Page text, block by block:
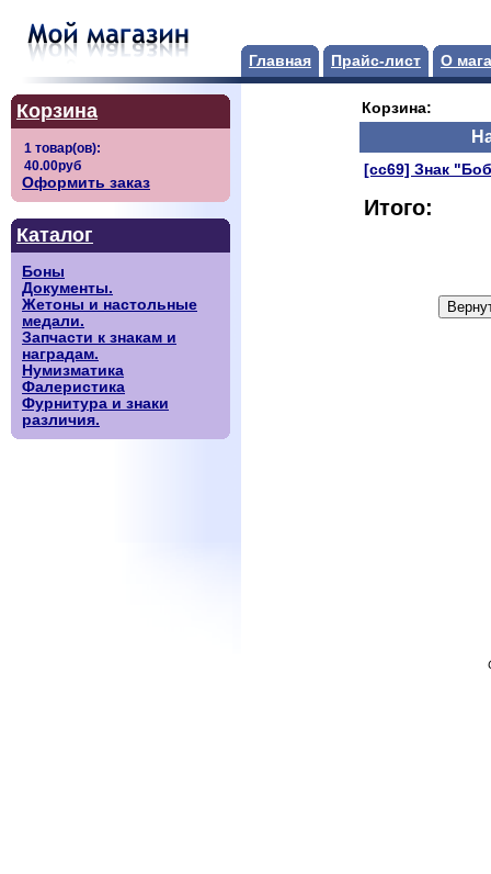
Главная Прайс-лист О
Корзина
Оформить заказ
Каталог
Боны
Документы.
Жетоны и настольные
медали.
Запчасти к знакам и
наградам.
Нумизматика
Фалеристика
Фурнитура и знаки
различия.
Корзина:
[сс69] Знак
Итого: